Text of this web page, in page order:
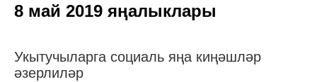
8 май 2019 яңалыклары
Укытучыларга социаль яңа киңәшләр
әзерлиләр